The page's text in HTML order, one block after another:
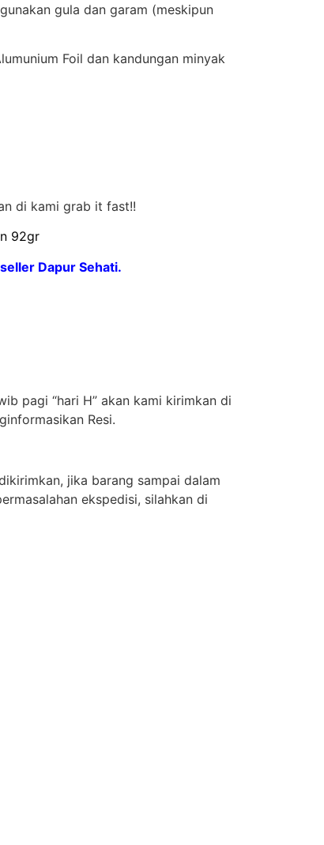
gula dan garam (meskipun
Foil dan kandungan minyak
di kami grab it fast!!
92gr
Dapur Sehati.
pagi “hari H” akan kami kirimkan di
Resi.
jika barang sampai dalam
ekspedisi, silahkan di